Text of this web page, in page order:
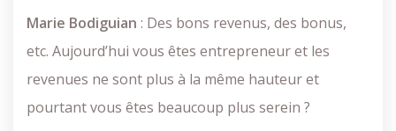
Marie Bodiguian : Des bons revenus, des bonus,
etc. Aujourd’hui vous êtes entrepreneur et les
revenues ne sont plus à la même hauteur et
pourtant vous êtes beaucoup plus serein ?